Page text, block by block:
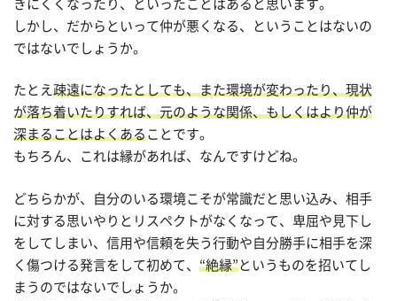
きにくくなったり、といったことはあると思います。
しかし、だからといって仲が悪くなる、ということはないの
ではないでしょうか。
たとえ 疎遠になったとしても、また環境が変わったり、現状
が落ち着いたりすれば、元のような関係、もしくはより仲が
深まることはよくあることです。
もちろん、これは縁があれば、なんですけどね。
どちらかが、自分のいる環境こそが常識だと思い込み、相手
に対する思いやりとリスペクトがなくなって、卑屈や見下し
をしてしまい、信用や信頼を失う行動や自分勝手に相手を深
く傷つける発言をして初めて、 “絶縁”というものを招いてし
まうのではないでしょうか。